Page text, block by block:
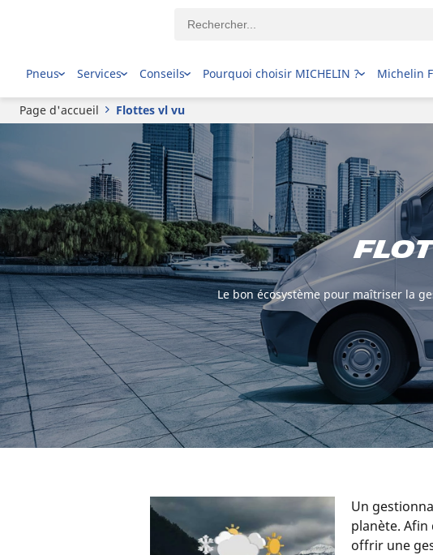
Pneus Services Conseils Pourquoi choisir MICHELIN ? Michelin
Page d'accueil Flottes vl vu
Le bon écosystème pour maîtriser la
Un
planète.
offrir une